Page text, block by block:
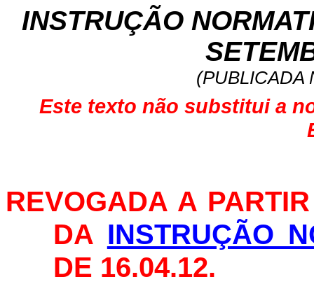
INSTRUÇÃO
(PUBLICADA
Este texto não substitui a
REVOGADA A
DA INSTRUÇÃO
DE 16.04.12.